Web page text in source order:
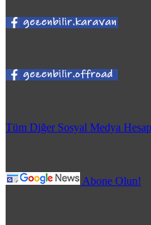
Tüm Diğer Sosyal Medya
Abone Olun!